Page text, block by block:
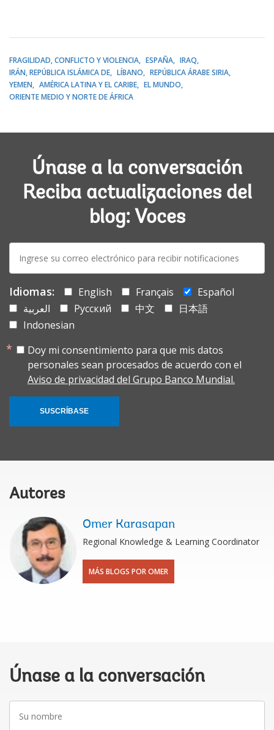
FRAGILIDAD, CONFLICTO Y VIOLENCIA ESPAÑA
IRAQ
IRÁN, REPÚBLICA ISLÁMICA DE
LÍBANO
REPÚBLICA ÁRABE SIRIA
YEMEN
AMÉRICA LATINA Y EL CARIBE
EL MUNDO
ORIENTE MEDIO Y NORTE DE ÁFRICA
Únase a la conversación
Reciba actualizaciones del
blog: Voces
mail:
Idiomas: English Français
Español
العربية
Русский 中文
日本語
Indonesian
Doy mi consentimiento para que mis datos
personales sean procesados de acuerdo con el
Aviso de privacidad del Grupo Banco Mundial.
SUSCRÍBASE
Autores
Omer Karasapan
Regional Knowledge & Learning Coordinator
MÁS BLOGS POR OMER
Únase a la conversación
nombre